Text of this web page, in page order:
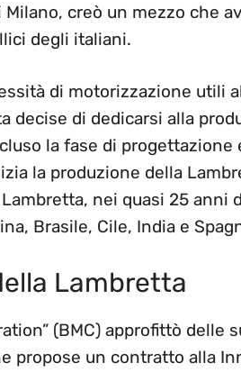
creò un mezzo che
degli italiani.
di motorizzazione utili
decise di dedicarsi alla
la fase di
la produzione della
nei quasi 25 anni
Brasile, Cile, India e
Lambretta
(BMC) approfittò delle
propose un contratto alla